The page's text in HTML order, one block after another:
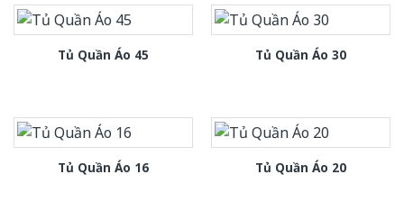
Tủ Quần Áo 45 Tủ Quần Áo 30
Tủ Quần Áo 16 Tủ Quần Áo 20